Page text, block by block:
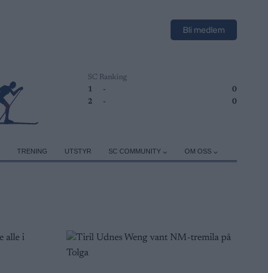
Bli medlem
SC Ranking
1
-
0
2
- 0
TRENING UTSTYR SC COMMUNITY OM OSS